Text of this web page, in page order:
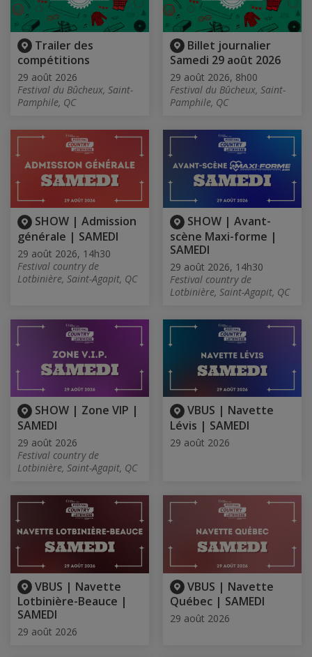
Trailer des
compétitions
29 août 2026
Festival du Bûcheux, Saint-
Pamphile, QC
Billet journalier
Samedi 29 août 2026
29 août 2026, 8h00
Festival du Bûcheux, Saint-
Pamphile, QC
SHOW | Admission
générale | SAMEDI
29 août 2026, 14h30
Festival country de
Lotbinière, Saint-Agapit, QC
SHOW | Avant-
scène Maxi-forme |
SAMEDI
29 août 2026, 14h30
Festival country de
Lotbinière, Saint-Agapit, QC
SHOW | Zone VIP |
SAMEDI
29 août 2026
Festival country de
Lotbinière, Saint-Agapit, QC
VBUS | Navette
Lévis | SAMEDI
29 août 2026
VBUS | Navette
Lotbinière-Beauce |
SAMEDI
29 août 2026
VBUS | Navette
Québec | SAMEDI
29 août 2026